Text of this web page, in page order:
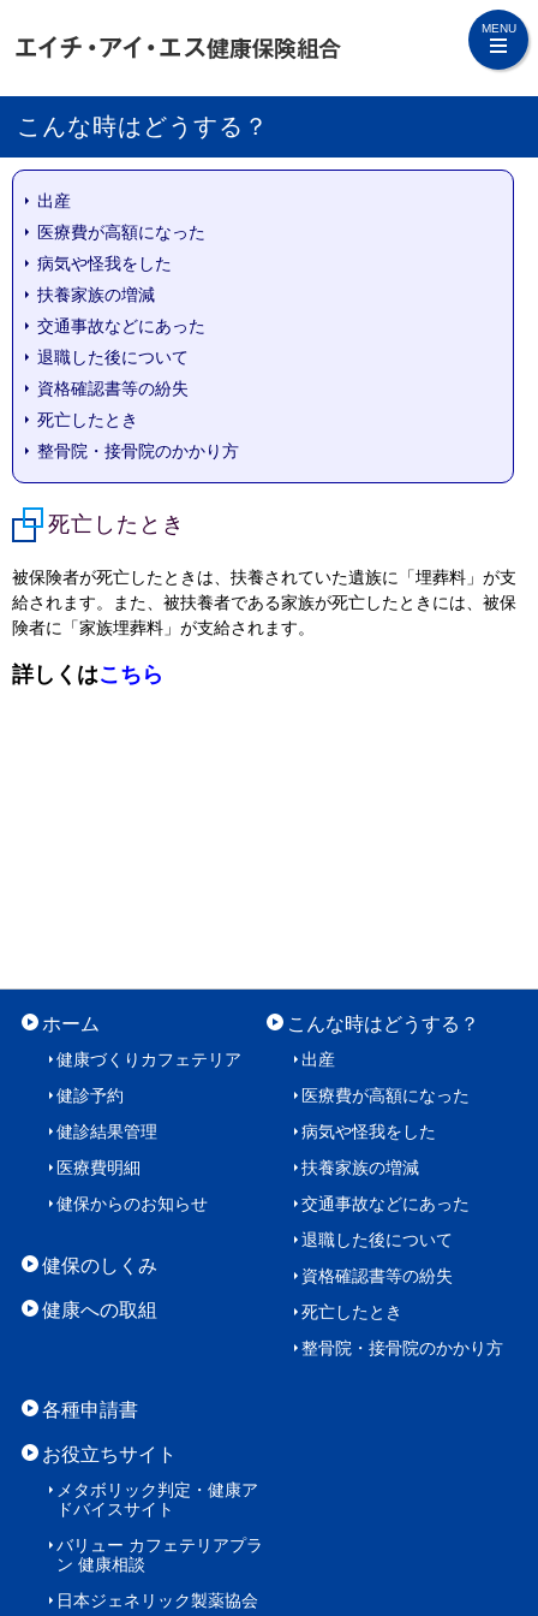
MENU
こんな時はどうする？
出産
医療費が高額になった
病気や怪我をした
扶養家族の増減
交通事故などにあった
退職した後について
資格確認書等の紛失
死亡したとき
整骨院・接骨院のかかり方
死亡したとき
被保険者が死亡したときは、扶養されていた遺族に「埋葬料」が支
給されます。また、被扶養者である家族が死亡したときには、被保
険者に「家族埋葬料」が支給されます。
詳しくはこちら
ホーム
健康づくりカフェテリア
健診予約
健診結果管理
医療費明細
健保からのお知らせ
健保のしくみ
健康への取組
こんな時はどうする？
出産
医療費が高額になった
病気や怪我をした
扶養家族の増減
交通事故などにあった
退職した後について
資格確認書等の紛失
死亡したとき
整骨院・接骨院のかかり方
各種申請書
お役立ちサイト
メタボリック判定・ 健康ア
ドバイスサイト
バリュー カフェテリアプラ
ン 健康相談
日本ジェネリック製薬協会